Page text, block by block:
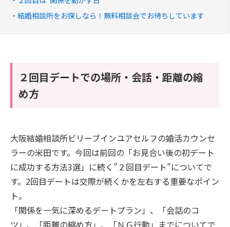
結婚相談所をお探しなら！無料相談会でお待ちしています
２回目デートでの場所・会話・距離の縮
め方
大阪結婚相談所ビリーブインユアセルフの婚活カウンセ
ラーの米田です。今回は前回の「お見合い後の初デート
に成功する方法3選」に続く”２回目デート”についてで
す。2回目デートは交際が続くかを左右する重要なポイン
ト。
「関係を一気に深めるデートプラン」、「会話のコ
ツ」、「距離の縮め方」、「ＮＧ行動」までについてで